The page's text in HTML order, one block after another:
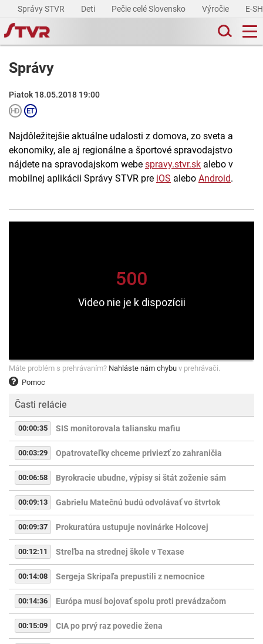
Správy STVR Deti Pečie celé Slovensko Výročie E-
Správy
Piatok 18.05.2018 19:00
Najdôležitejšie aktuálne udalosti z domova, zo sveta a
ekonomiky, ale aj regionálne a športové spravodajstvo
nájdete na spravodajskom webe spravy.stvr.sk alebo v
mobilnej aplikácii Správy STVR pre iOS alebo Android.
Pomoc
Máte problém s prehrávaním? Nahláste nám chybu v prehrávači.
Časti relácie
00:00:35 SIS monitorovala taliansku mafiu
00:03:29 Opatrovateľky chceme priviezť zo zahraničia
00:06:58 Byrokracie ubudne, výpisy si štát zoženie sám
00:09:13 Gabrielu Matečnú budú odvolávať vo štvrtok
00:09:37 Prokuratúra ustupuje novinárke Holcovej
00:12:11 Streľba na strednej škole v Texase
00:14:08 Sergeja Skripaľa prepustili z nemocnice
00:14:36 Európa musí bojovať spolu proti prevádzačom
00:15:09 CIA po prvý raz povedie žena